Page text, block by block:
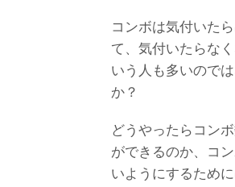
コンボは気付いた
て、気付いたらな
いう人も多いので
か？
どうやったらコン
ができるのか、コ
いようにするため